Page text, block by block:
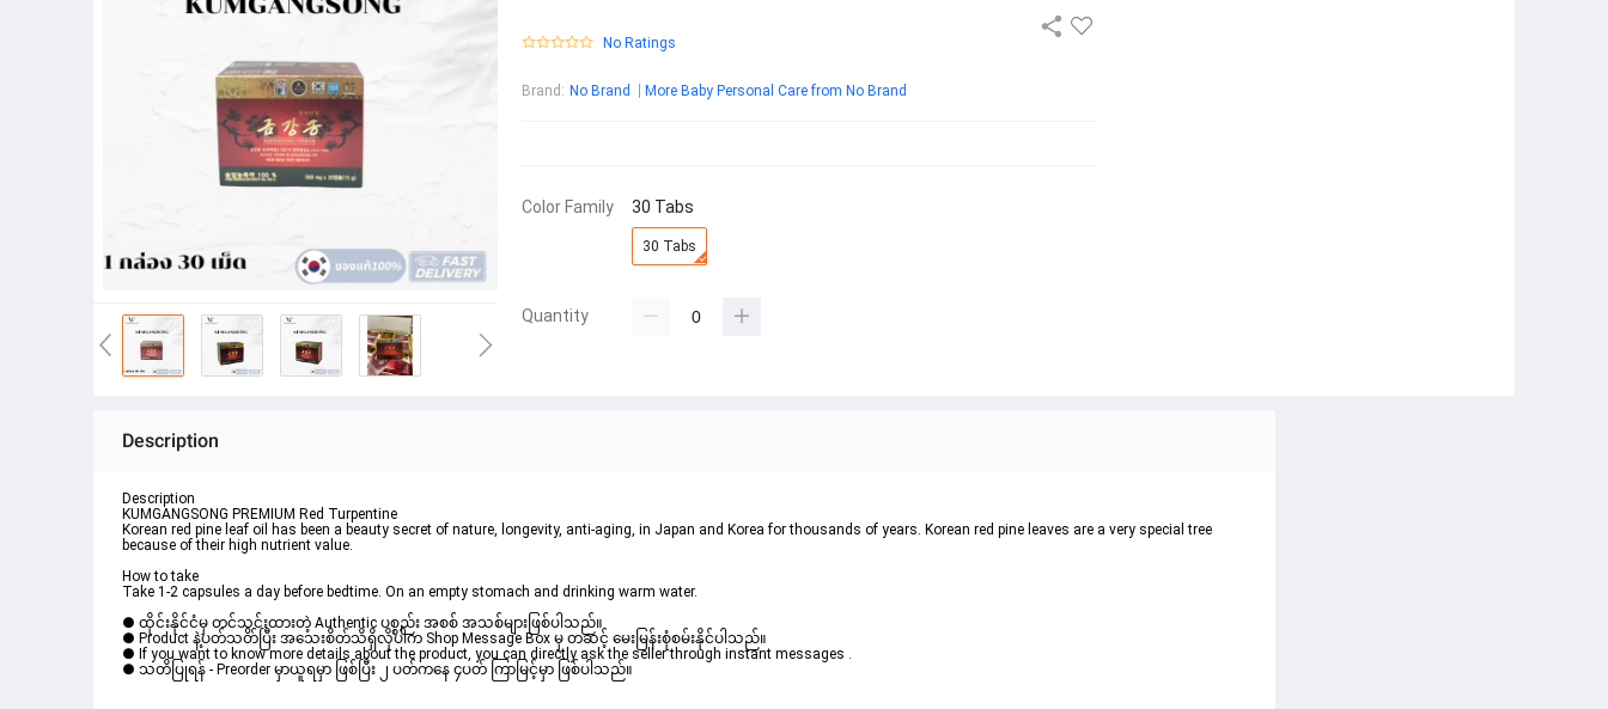
No Ratings
Brand : No Brand More Baby Personal Care from No Brand
Color Family 30 Tabs
30 Tabs
Quantity
Description
Description
KUMGANGSONG PREMIUM Red Turpentine
Korean red pine leaf oil has been a beauty secret of nature, longevity, anti-aging, in Japan and Korea for thousands of years. Korean red pine leaves are a very special tree
because of their high nutrient value.
How to take
Take 1-2 capsules a day before bedtime. On an empty stomach and drinking warm water.
● ထိုင်းနိုင်ငံမှ တင်သွင်းထားတဲ့ Authentic ပစ္စည်း အစစ် အသစ်များဖြစ်ပါသည်။
● Product နဲ့ပတ်သတ်ပြီး အသေးစိတ်သိရှိလိုပါက Shop Message Box မှ တဆင့် မေးမြန်းစုံစမ်းနိုင်ပါသည်။
● If you want to know more details about the product, you can directly ask the seller through instant messages .
● သတိပြုရန် - Preorder မှာယူရမှာ ဖြစ်ပြီး ၂ ပတ်ကနေ ၄ပတ် ကြာမြင့်မှာ ဖြစ်ပါသည်။